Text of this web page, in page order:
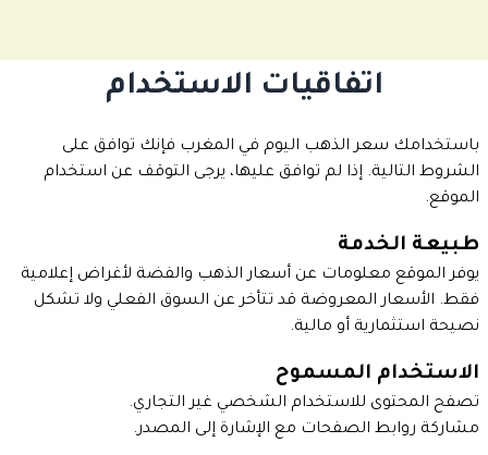
اتفاقيات الاستخدام
باستخدامك سعر الذهب اليوم في المغرب فإنك توافق على
الشروط التالية. إذا لم توافق عليها، يرجى التوقف عن استخدام
الموقع.
طبيعة الخدمة
يوفر الموقع معلومات عن أسعار الذهب والفضة لأغراض إعلامية
فقط. الأسعار المعروضة قد تتأخر عن السوق الفعلي ولا تشكل
نصيحة استثمارية أو مالية.
الاستخدام المسموح
تصفح المحتوى للاستخدام الشخصي غير التجاري.
مشاركة روابط الصفحات مع الإشارة إلى المصدر.